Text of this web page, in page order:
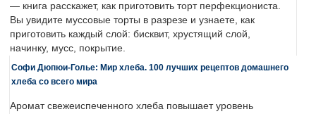
— книга расскажет, как приготовить торт перфекциониста.
Вы увидите муссовые торты в разрезе и узнаете, как
приготовить каждый слой: бисквит, хрустящий слой,
начинку, мусс, покрытие.
Софи Дюпюи-Голье: Мир хлеба. 100 лучших рецептов домашнего
хлеба со всего мира
Аромат свежеиспеченного хлеба повышает уровень